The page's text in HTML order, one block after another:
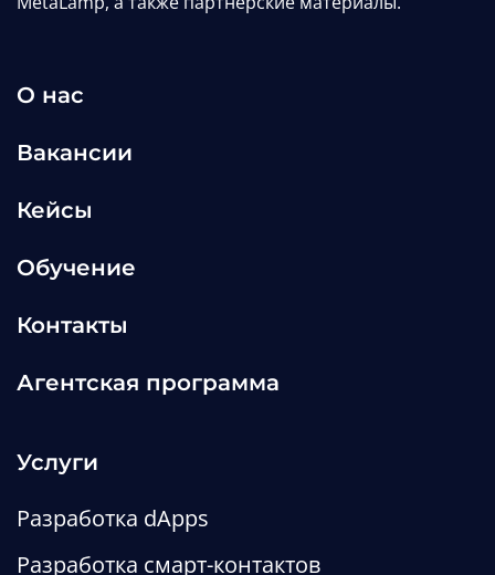
О нас
Вакансии
Кейсы
Обучение
Контакты
Агентская программа
Услуги
Разработка dApps
Разработка смарт-контактов